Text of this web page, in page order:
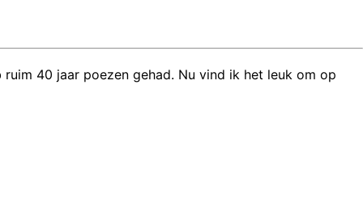
40 jaar poezen gehad. Nu vind ik het leuk om op